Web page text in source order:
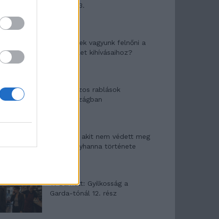
mítosza 3.
Képtelenek vagyunk felnőni a
felnőtt élet kihívásaihoz?
Altatógázos rablások
Olaszországban
A kislány, akit nem védett meg
senki – Lyhanna története
T. Barnett: Gyilkosság a
Garda-tónál 12. rész